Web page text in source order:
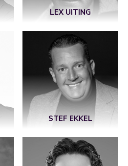
LEX UITING
STEF EKKEL